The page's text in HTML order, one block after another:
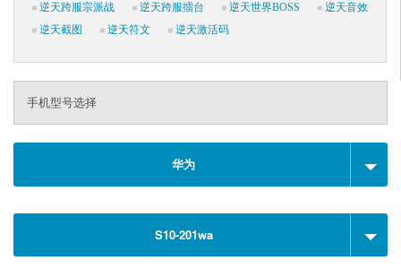
逆天跨服宗派战
逆天跨服擂台 逆天世界BOSS
逆天音效
逆天截图
逆天符文 逆天激活码
手机型号选择
华为
S10-201wa